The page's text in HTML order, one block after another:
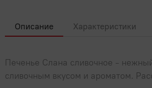
Описание Характеристики
Печенье Слана сливочное -
сливочным вкусом и ароматом.